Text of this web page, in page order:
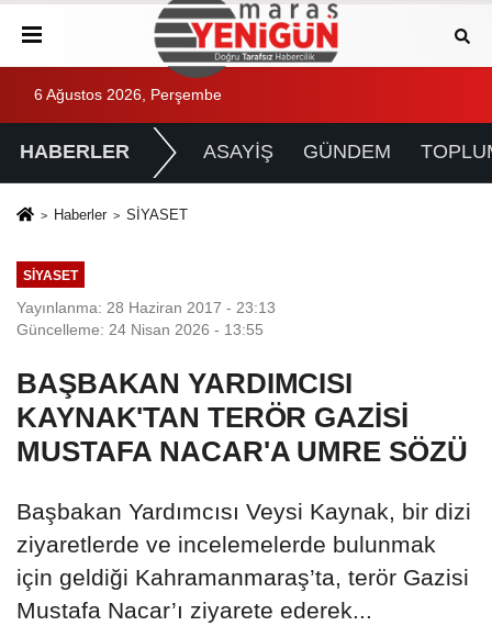
6 Ağustos 2026, Perşembe
HABERLER ASAYİŞ GÜNDEM
Haberler SİYASET
SİYASET
Yayınlanma: 28 Haziran 2017 - 23:13
Güncelleme: 24 Nisan 2026 - 13:55
BAŞBAKAN YARDIMCISI
KAYNAK'TAN TERÖR GAZİSİ
MUSTAFA NACAR'A UMRE SÖZÜ
Başbakan Yardımcısı Veysi Kaynak, bir dizi
ziyaretlerde ve incelemelerde bulunmak
için geldiği Kahramanmaraş’ta, terör Gazisi
Mustafa Nacar’ı ziyarete ederek...